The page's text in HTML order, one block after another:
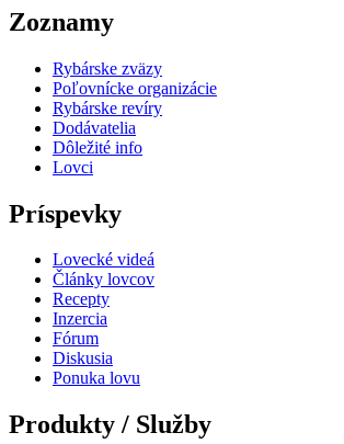
Zoznamy
Rybárske zväzy
Poľovnícke organizácie
Rybárske revíry
Dodávatelia
Dôležité info
Lovci
Príspevky
Lovecké videá
Články lovcov
Recepty
Inzercia
Fórum
Diskusia
Ponuka lovu
Produkty / Služby